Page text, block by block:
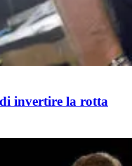
invertire la rotta